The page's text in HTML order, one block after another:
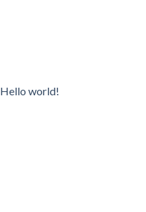
Hello world!